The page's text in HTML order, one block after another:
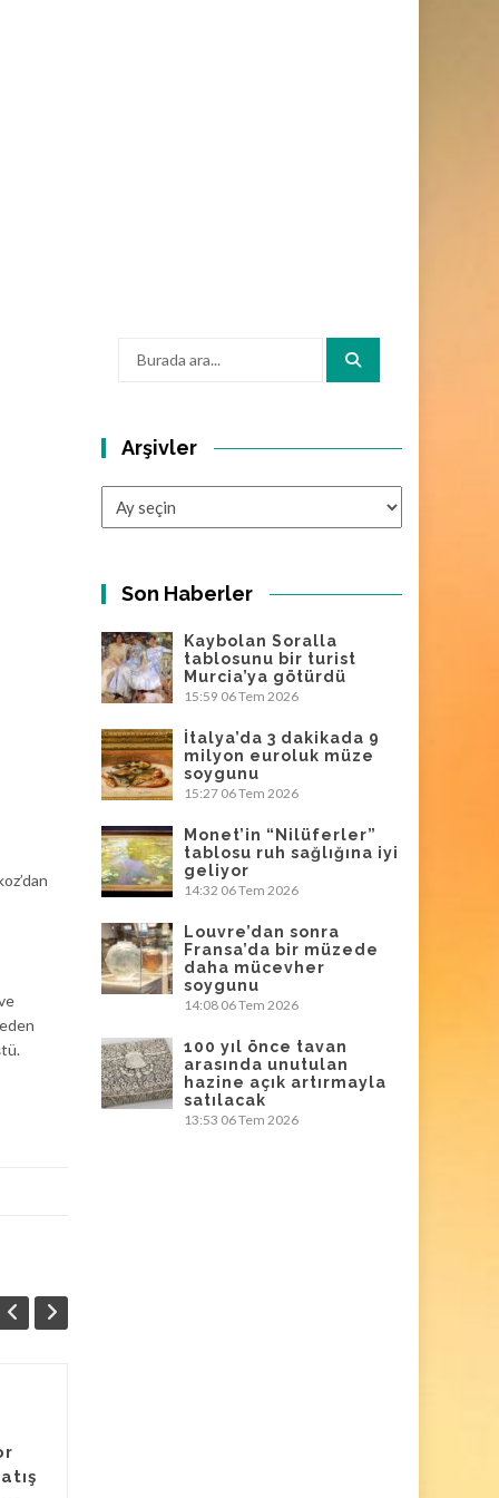
Arşivler
Son Haberler
Kaybolan Soralla
tablosunu bir turist
Murcia’ya götürdü
15:59 06 Tem 2026
İtalya’da 3 dakikada 9
milyon euroluk müze
soygunu
15:27 06 Tem 2026
Monet’in “Nilüferler”
tablosu ruh sağlığına iyi
geliyor
14:32 06 Tem 2026
Louvre’dan sonra
Fransa’da bir müzede
daha mücevher
soygunu
14:08 06 Tem 2026
100 yıl önce tavan
arasında unutulan
hazine açık artırmayla
satılacak
13:53 06 Tem 2026